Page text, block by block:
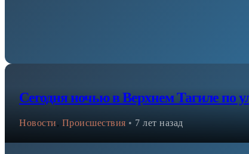
Сегодня ночью в Верхнем Тагиле по
Новости, Происшествия • 7 лет назад